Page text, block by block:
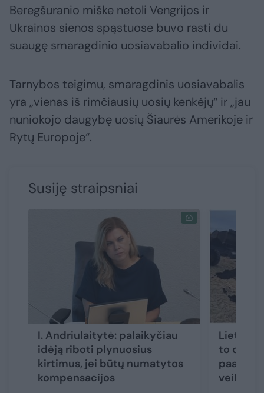
Beregšuranio miške netoli Vengrijos ir
Ukrainos sienos spąstuose buvo rasti du
suaugę smaragdinio uosiavabalio individai.
Tarnybos teigimu, smaragdinis uosiavabalis
yra „vienas iš rimčiausių uosių kenkėjų“ ir „jau
nuniokojo daugybę uosių Šiaurės Amerikoje ir
Rytų Europoje“.
Susiję straipsniai
I. Andriulaitytė: palaikyčiau
idėją riboti plynuosius
kirtimus, jei būtų numatytos
kompensacijos
to dar